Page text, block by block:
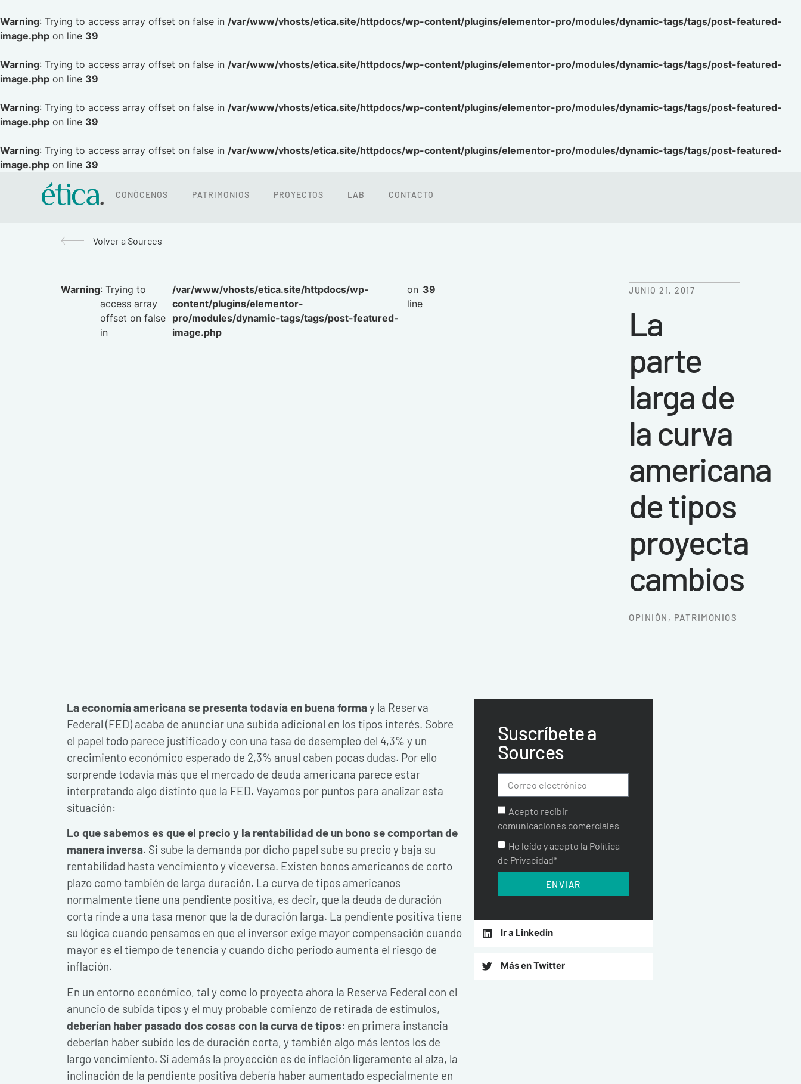
Warning: Trying to access array offset on false in /var/www/vhosts/etica.site/httpdocs/wp-content/plugins/elementor-pro/modules/dynamic-tags/tags/post-featured-
image.php on line 39
Warning: Trying to access array offset on false in /var/www/vhosts/etica.site/httpdocs/wp-content/plugins/elementor-pro/modules/dynamic-tags/tags/post-featured-
image.php on line 39
Warning: Trying to access array offset on false in /var/www/vhosts/etica.site/httpdocs/wp-content/plugins/elementor-pro/modules/dynamic-tags/tags/post-featured-
image.php on line 39
Warning: Trying to access array offset on false in /var/www/vhosts/etica.site/httpdocs/wp-content/plugins/elementor-pro/modules/dynamic-tags/tags/post-featured-
image.php on line 39
CONÓCENOS PATRIMONIOS PROYECTOS LAB CONTACTO
Volver a Sources
Warning: Trying to
access array
offset on false
in
/var/www/vhosts/etica.site/httpdocs/wp-
content/plugins/elementor-
pro/modules/dynamic-tags/tags/post-featured-
image.php
on
line
39 JUNIO 21, 2017
La
parte
larga de
la curva
americana
de tipos
proyecta
cambios
OPINIÓN , PATRIMONIOS
La economía americana se presenta todavía en buena formay la Reserva
Federal (FED) acaba de anunciar una subida adicional en los tipos interés. Sobre
el papel todo parece justificado y con una tasa de desempleo del 4,3% y un
crecimiento económico esperado de 2,3% anual caben pocas dudas. Por ello
sorprende todavía más que el mercado de deuda americana parece estar
interpretando algo distinto que la FED. Vayamos por puntos para analizar esta
situación:
Lo que sabemos es que el precio y la rentabilidad de un bono se comportan de
manera inversa. Si sube la demanda por dicho papel sube su precio y baja su
rentabilidad hasta vencimiento y viceversa. Existen bonos americanos de corto
plazo como también de larga duración. La curva de tipos americanos
normalmente tiene una pendiente positiva, es decir, que la deuda de duración
corta rinde a una tasa menor que la de duración larga. La pendiente positiva tiene
su lógica cuando pensamos en que el inversor exige mayor compensación cuando
mayor es el tiempo de tenencia y cuando dicho periodo aumenta el riesgo de
inflación.
En un entorno económico, tal y como lo proyecta ahora la Reserva Federal con el
anuncio de subida tipos y el muy probable comienzo de retirada de estímulos,
deberían haber pasado dos cosas con la curva de tipos: en primera instancia
deberían haber subido los de duración corta, y también algo más lentos los de
largo vencimiento. Si además la proyección es de inflación ligeramente al alza, la
inclinación de la pendiente positiva debería haber aumentado especialmente en
Suscríbete a
Sources
Acepto recibir
comunicaciones comerciales
He leído y acepto la Política
de Privacidad*
ENVIAR
Ir a Linkedin
Más en Twitter